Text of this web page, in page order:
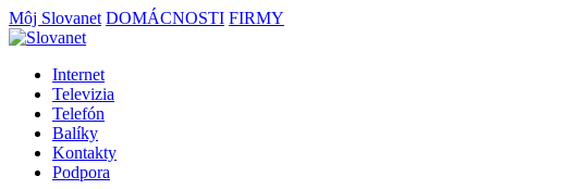
Môj Slovanet DOMÁCNOSTI FIRMY
Internet
Televizia
Telefón
Balíky
Kontakty
Podpora